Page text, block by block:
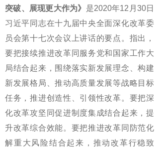
突破、展现更大作为》 是2020年12月30日
习近平同志在十九届中央全面深化改革委
员会第十七次会议上讲话的要点。指出，
要把接续推进改革同服务党和国家工作大
局结合起来，围绕落实新发展理念、构建
新发展格局、推动高质量发展等战略目标
任务，推进创造性、引领性改革。要把深
化改革攻坚同促进制度集成结合起来，提
升改革综合效能。要把推进改革同防范化
解重大风险结合起来，推动改革行稳致